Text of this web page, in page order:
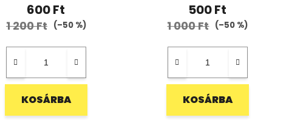
600 Ft
1 200 Ft (–50 %)
KOSÁRBA
500 Ft
1 000 Ft (–50 %)
KOSÁRBA